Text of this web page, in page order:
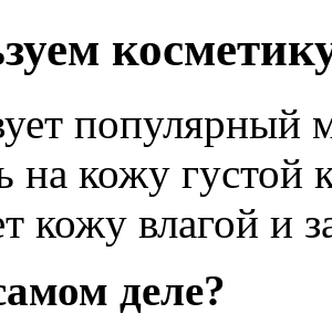
популярный
на кожу густой
кожу влагой и
деле?